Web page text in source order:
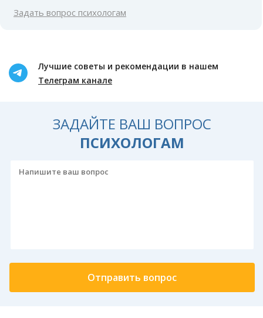
Задать вопрос психологам
Лучшие советы и рекомендации в нашем
Телеграм канале
ЗАДАЙТЕ ВАШ ВОПРОС
ПСИХОЛОГАМ